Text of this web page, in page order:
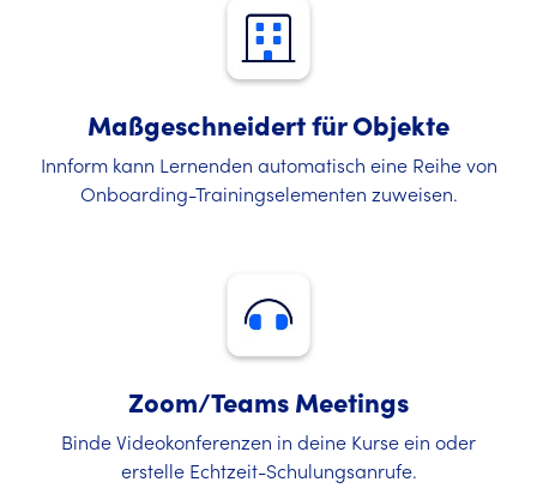
Maßgeschneidert für Objekte
Innform kann Lernenden automatisch eine Reihe von
Onboarding-Trainingselementen zuweisen.
Zoom/Teams Meetings
Binde Videokonferenzen in deine Kurse ein oder
erstelle Echtzeit-Schulungsanrufe.